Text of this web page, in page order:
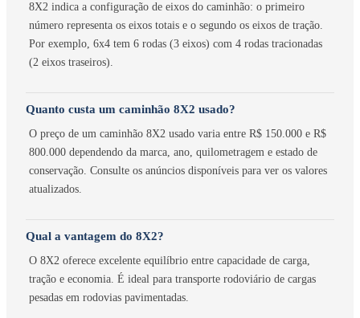
8X2 indica a configuração de eixos do caminhão: o primeiro
número representa os eixos totais e o segundo os eixos de tração.
Por exemplo, 6x4 tem 6 rodas (3 eixos) com 4 rodas tracionadas
(2 eixos traseiros).
Quanto custa um caminhão 8X2 usado?
O preço de um caminhão 8X2 usado varia entre R$ 150.000 e R$
800.000 dependendo da marca, ano, quilometragem e estado de
conservação. Consulte os anúncios disponíveis para ver os valores
atualizados.
Qual a vantagem do 8X2?
O 8X2 oferece excelente equilíbrio entre capacidade de carga,
tração e economia. É ideal para transporte rodoviário de cargas
pesadas em rodovias pavimentadas.